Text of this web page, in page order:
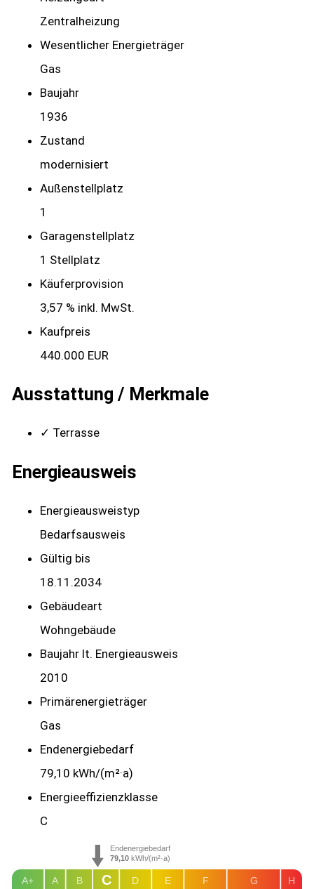
Zentralheizung
Wesentlicher Energieträger
Gas
Baujahr
1936
Zustand
modernisiert
Außen­stellplatz
1
Garagen­stellplatz
1 Stellplatz
Käufer­provision
3,57 % inkl. MwSt.
Kaufpreis
440.000 EUR
Ausstattung / Merkmale
✓ Terrasse
Energieausweis
Energieausweistyp
Bedarfs­ausweis
Gültig bis
18.11.2034
Gebäudeart
Wohngebäude
Baujahr lt. Energieausweis
2010
Primärenergieträger
Gas
Endenergie­bedarf
79,10 kWh/(m²·a)
Energie­effizienz­klasse
C
H
G
F
E
D
B
A
A+ C
Endenergiebedarf
79,10kWh/(m²·a)